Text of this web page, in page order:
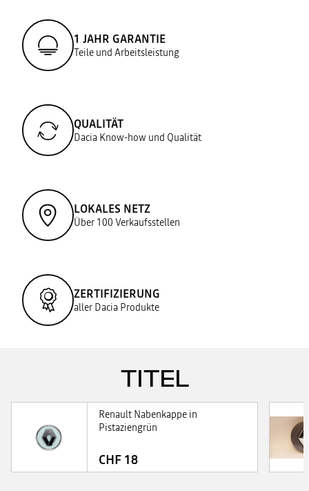
1 JAHR GARANTIE
Teile und Arbeitsleistung
QUALITÄT
Dacia Know-how und Qualität
LOKALES NETZ
Über 100 Verkaufsstellen
ZERTIFIZIERUNG
aller Dacia Produkte
TITEL
Renault Nabenkappe in
Pistaziengrün
CHF 18